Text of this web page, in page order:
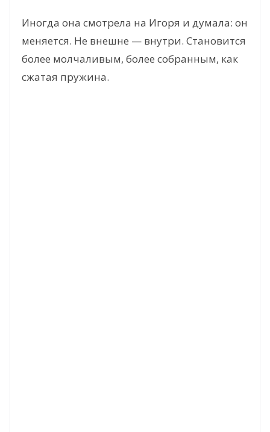
Иногда она смотрела на Игоря и думала: он
меняется. Не внешне — внутри. Становится
более молчаливым, более собранным, как
сжатая пружина.